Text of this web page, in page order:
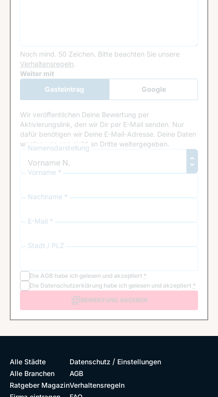
Noch mind. 50 Zeichen. Bitte beachten Sie unsere
Verhaltensregeln.
Google Recaptcha
Weiter mit
Gasteintrag
Google
Anmeldung
Wir veröffentlichen Deine Bewertung per
Aktivierungslink, den wir Dir per E-Mail senden. Nur
dafür benötigen wir Deine E-Mail-Adresse. Deine Daten
werden von uns nicht an Dritte weitergegeben.
Namensdarstellung
Vorname *
Nachname *
E-Mail *
Stadt / PLZ
Die AGB habe ich gelesen und akzeptiert *
Die Datenschutzerklärung habe ich gelesen und akzeptiert *
BEWERTUNG ABGEBEN
Alle Städte
Alle Branchen
Ratgeber Magazin
Datenschutz / Einstellungen
AGB
Verhaltensregeln